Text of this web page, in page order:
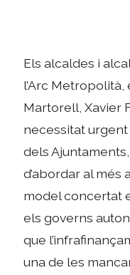
Els alcaldes i
l’Arc Metropolità,
Martorell, Xavier
necessitat
dels
d’abordar al més
model concertat
els governs
que
una de les